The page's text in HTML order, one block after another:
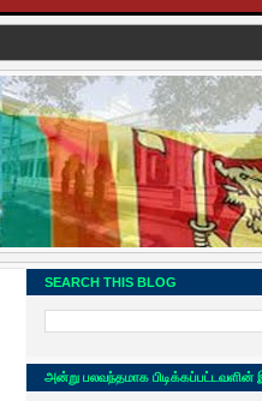
SEARCH THIS BLOG
அன்று பலவந்தமாக